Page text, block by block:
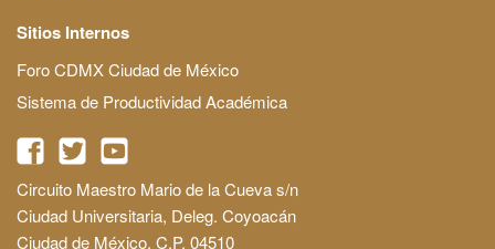
Sitios Internos
Foro CDMX Ciudad de México
Sistema de Productividad Académica
Circuito Maestro Mario de la Cueva s/n
Ciudad Universitaria, Deleg. Coyoacán
Ciudad de México, C.P. 04510